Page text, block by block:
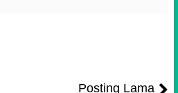
Posting Lama